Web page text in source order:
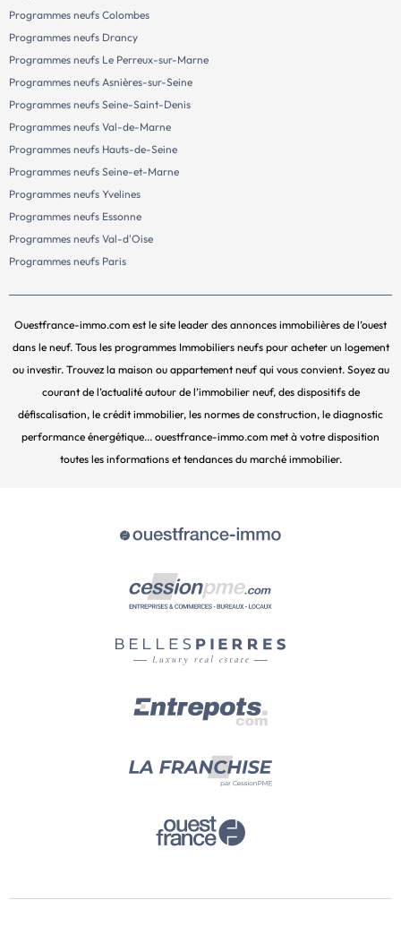
Programmes neufs Colombes
Programmes neufs Drancy
Programmes neufs Le Perreux-sur-Marne
Programmes neufs Asnières-sur-Seine
Programmes neufs Seine-Saint-Denis
Programmes neufs Val-de-Marne
Programmes neufs Hauts-de-Seine
Programmes neufs Seine-et-Marne
Programmes neufs Yvelines
Programmes neufs Essonne
Programmes neufs Val-d'Oise
Programmes neufs Paris
Ouestfrance-immo.com est le site leader des annonces immobilières de l’ouest
dans le neuf. Tous les programmes Immobiliers neufs pour acheter un logement
ou investir. Trouvez la maison ou appartement neuf qui vous convient. Soyez au
courant de l’actualité autour de l’immobilier neuf, des dispositifs de
défiscalisation, le crédit immobilier, les normes de construction, le diagnostic
performance énergétique... ouestfrance-immo.com met à votre disposition
toutes les informations et tendances du marché immobilier.